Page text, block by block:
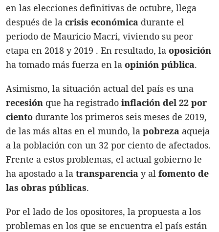
en las elecciones definitivas de octubre, llega
después de la crisis económica durante el
periodo de Mauricio Macri, viviendo su peor
etapa en 2018 y 2019 . En resultado, la oposición
ha tomado más fuerza en la opinión pública.
Asimismo, la situación actual del país es una
recesión que ha registrado inflación del 22 por
ciento durante los primeros seis meses de 2019,
de las más altas en el mundo, la pobreza aqueja
a la población con un 32 por ciento de afectados.
Frente a estos problemas, el actual gobierno le
ha apostado a la transparencia y al fomento de
las obras públicas.
Por el lado de los opositores, la propuesta a los
problemas en los que se encuentra el país están